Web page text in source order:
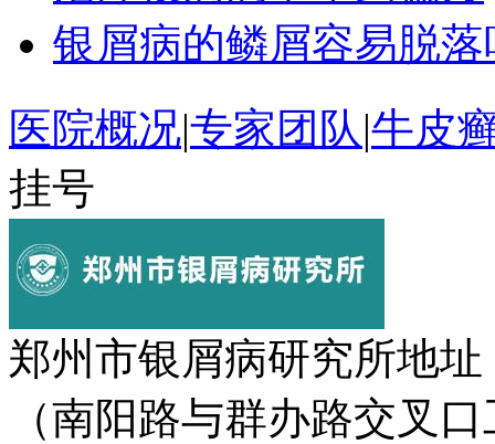
银屑病的鳞屑容易脱落
医院概况|专家团队 |牛皮
挂号
郑州市银屑病研究所地
（南阳路与群办路交叉